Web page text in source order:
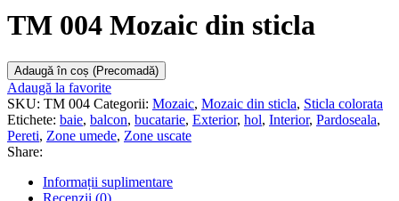
TM 004 Mozaic din sticla
Adaugă în coș (Precomadă)
Adaugă la favorite
SKU: TM 004 Categorii: Mozaic, Mozaic din sticla, Sticla colorata
Etichete: baie, balcon, bucatarie, Exterior, hol, Interior, Pardoseala,
Pereti, Zone umede, Zone uscate
Share:
Informații suplimentare
Recenzii (0)